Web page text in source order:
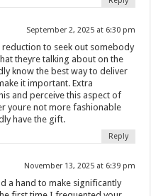
September 2, 2025 at 6:30 pm
reduction to seek out somebody
theyre talking about on the
know the best way to deliver
it important. Extra
and perceive this aspect of
youre not more fashionable
have the gift.
Reply
November 13, 2025 at 6:39 pm
a hand to make significantly